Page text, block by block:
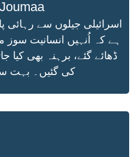
اسرائیلی جیلوں سے رہائی
ہے کہ اُنہیں انسانیت سوز
ڈھائے گئے، برہنہ بھی کیا
کی گئیں۔ بہت